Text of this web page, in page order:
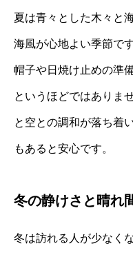
夏は青々とした木々と
海風が心地よい季節で
帽子や日焼け止めの準
というほどではありま
と空との調和が落ち着
もあると安心です。
冬の静けさと晴れ
冬は訪れる人が少なく